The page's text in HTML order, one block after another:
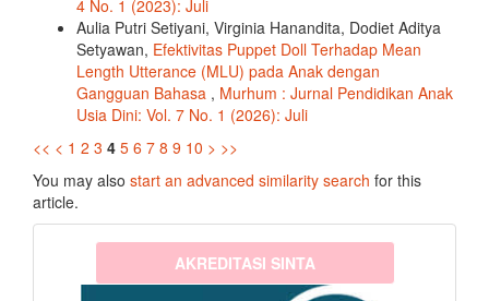
4 No. 1 (2023): Juli
Aulia Putri Setiyani, Virginia Hanandita, Dodiet Aditya
Setyawan, Efektivitas Puppet Doll Terhadap Mean
Length Utterance (MLU) pada Anak dengan
Gangguan Bahasa , Murhum : Jurnal Pendidikan Anak
Usia Dini: Vol. 7 No. 1 (2026): Juli
<< < 1 2 3 4 5 6 7 8 9 10 > >>
You may also start an advanced similarity search for this
article.
sinta3 AKREDITASI SINTA